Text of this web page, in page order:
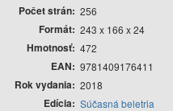
Počet strán 256
Formát 243 x 166 x 24
Hmotnosť 472
EAN 9781409176411
Rok vydania 2018
Edícia Súčasná beletria